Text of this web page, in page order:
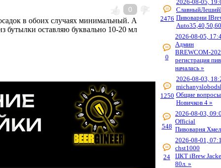
0
в обоих случаях минимальный. А
бутылки оставляю буквально 10-20 мл
2476
2026-08-05,
Пивоварни
0
2026-08-05,
Админ
BREWCOM-
регистрация
началась »
1250
2026-08-03,
Общие
Новичков 4 »
548
2026-08-03,
Official
Пивоварня
24
2026-08-01,
chst1000
ЦКТ iBrew
80л. »